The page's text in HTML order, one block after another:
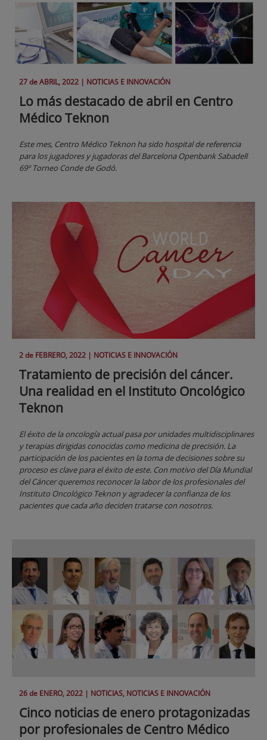
27 deABRIL, 2022 | NOTICIAS E INNOVACIÓN
Lo más destacado de abril en Centro
Médico Teknon
Este mes, Centro Médico Teknon ha sido hospital de referencia
para los jugadores y jugadoras del Barcelona Openbank Sabadell
69º Torneo Conde de Godó.
2 de FEBRERO, 2022 | NOTICIAS E INNOVACIÓN
Tratamiento de precisión del cáncer.
Una realidad en el Instituto Oncológico
Teknon
El éxito de la oncología actual pasa por unidades multidisciplinares
y terapias dirigidas conocidas como medicina de precisión. La
participación de los pacientes en la toma de decisiones sobre su
proceso es clave para el éxito de este. Con motivo del Día Mundial
del Cáncer queremos reconocer la labor de los profesionales del
Instituto Oncológico Teknon y agradecer la confianza de los
pacientes que cada año deciden tratarse con nosotros.
26 de ENERO, 2022 | NOTICIAS, NOTICIAS E INNOVACIÓN
Cinco noticias de enero protagonizadas
por profesionales de Centro Médico